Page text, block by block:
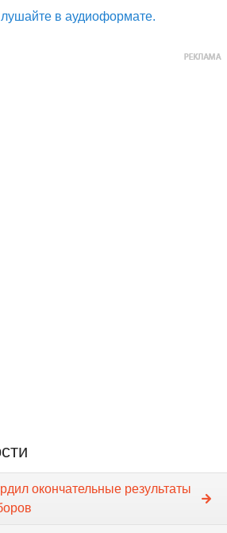
в аудиоформате.
окончательные результаты